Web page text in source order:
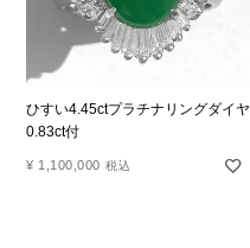
ひすい4.45ctプラチナリングダイヤ
0.83ct付
¥ 1,100,000 税込